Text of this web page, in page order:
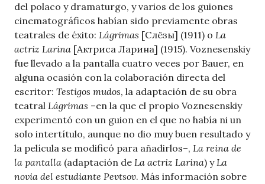
del polaco y dramaturgo, y varios de los guiones
cinematográficos habían sido previamente obras
teatrales de éxito: Lágrimas [Слёзы] (1911) o La
actriz Larina [Актриса Ларина] (1915). Voznesenskiy
fue llevado a la pantalla cuatro veces por Bauer, en
alguna ocasión con la colaboración directa del
escritor: Testigos mudos, la adaptación de su obra
teatral Lágrimas –en la que el propio Voznesenskiy
experimentó con un guion en el que no había ni un
solo intertítulo, aunque no dio muy buen resultado y
la película se modificó para añadirlos–, La reina de
la pantalla (adaptación de La actriz Larina) yLa
novia del estudiante Pevtsov. Más información sobre